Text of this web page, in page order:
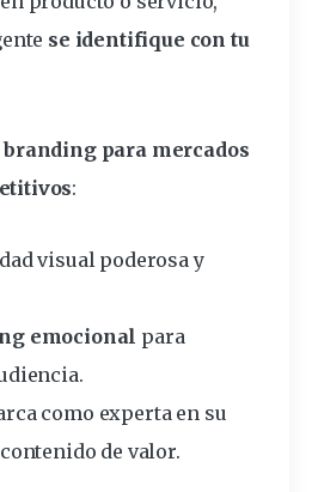
se identifique con tu
brandingpara mercados
:
visual poderosa y
emocional para
como experta en su
de valor.